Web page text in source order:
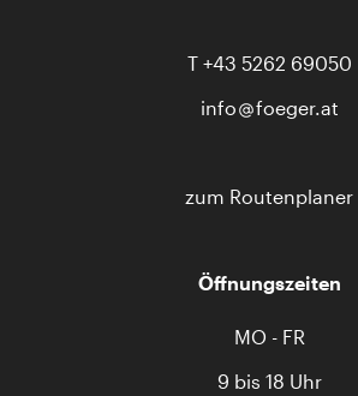
T +43 5262 69050
info
foeger.at
zum Routenplaner
Öffnungszeiten
MO - FR
9 bis 18 Uhr